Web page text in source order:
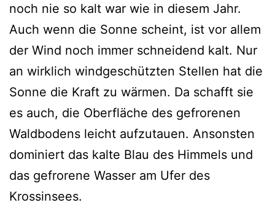
noch nie so kalt war wie in diesem Jahr.
Auch wenn die Sonne scheint, ist vor allem
der Wind noch immer schneidend kalt. Nur
an wirklich windgeschützten Stellen hat die
Sonne die Kraft zu wärmen. Da schafft sie
es auch, die Oberfläche des gefrorenen
Waldbodens leicht aufzutauen. Ansonsten
dominiert das kalte Blau des Himmels und
das gefrorene Wasser am Ufer des
Krossinsees.